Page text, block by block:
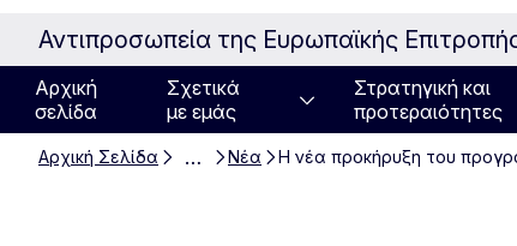
Αντιπροσωπεία της Ευρωπαϊκής
Αρχική
σελίδα
Σχετικά
με εμάς
Στρατηγική και
προτεραιότητες
Αρχική Σελίδα … Νέα Η νέα προκήρυξη του